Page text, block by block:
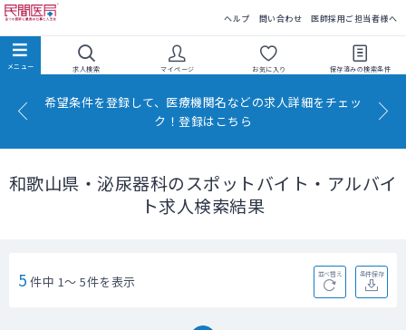
ヘルプ 問い合わせ 医師採用ご担当者様へ
求人検索 マイページ お気に入り 保存済みの検索条件
希望条件を登録して、医療機関名などの求人詳細をチェッ
ク！登録はこちら
和歌山県・泌尿器科のスポットバイト・アルバイ
ト求人検索結果
5 件中 1～ 5件を表示 並べ替え 条件保存